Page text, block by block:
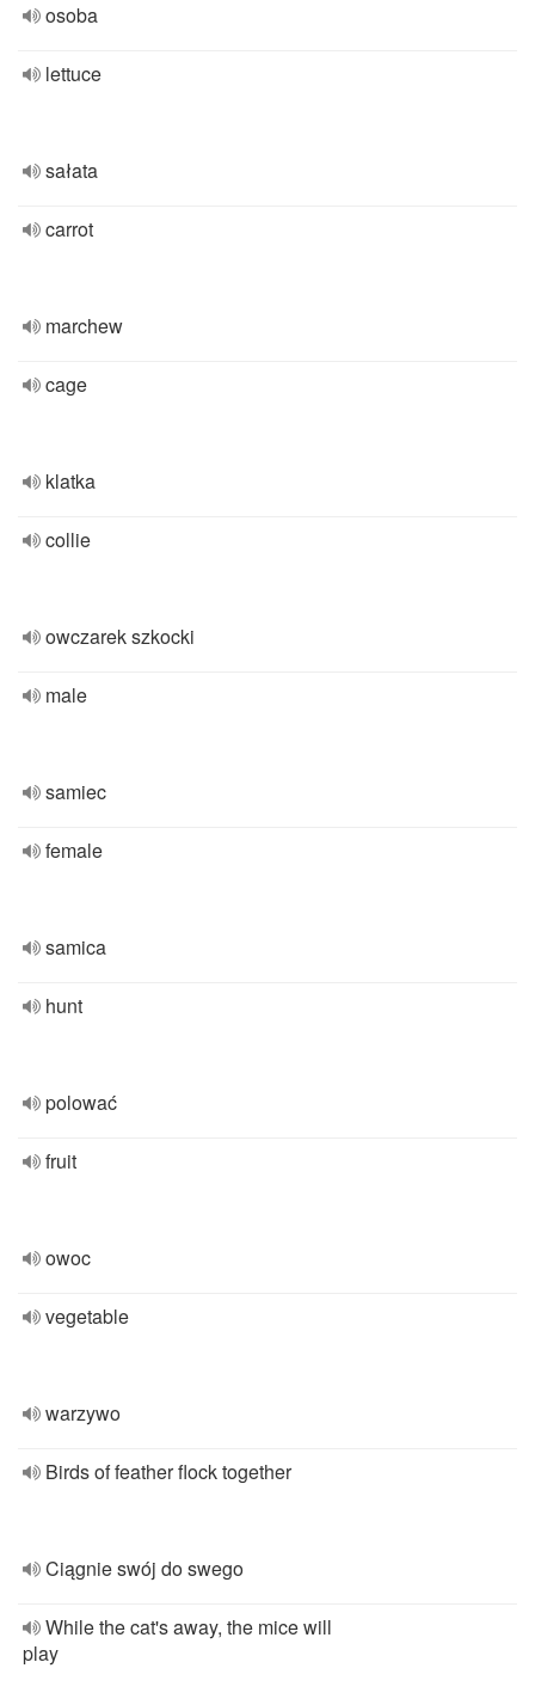
osoba
lettuce
sałata
carrot
marchew
cage
klatka
collie
owczarek szkocki
male
samiec
female
samica
hunt
polować
fruit
owoc
vegetable
warzywo
Birds of feather flock together
Ciągnie swój do swego
While the cat's away, the mice will
play